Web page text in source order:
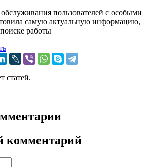
пользователей с особыми
самую актуальную информацию,
работы
статей.
комментарий